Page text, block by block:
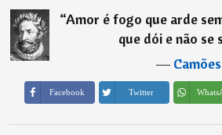
“Amor é fogo que arde
que dói e não se
―Camões
Facebook Twitter